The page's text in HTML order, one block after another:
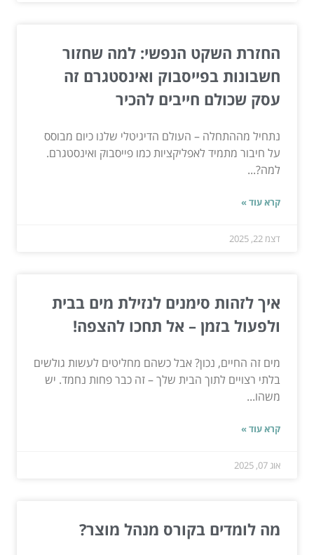
החזרת השקט הנפשי: למה שחזור
חשבונות בפייסבוק ואינסטגרם זה
עסק שכולם חייבים להכיר
נתחיל מההתחלה – העולם הדיגיטלי שלנו כיום מבוסס
על חיבור מתמיד לאפליקציות כמו פייסבוק ואינסטגרם.
למה?...
קרא עוד »
דצמ 22, 2025
איך לזהות סימנים לנזילת מים בבית
ולפעול בזמן – אל תחכו להצפה!
מים זה החיים, נכון? אבל כשהם מחליטים לעשות גולשים
בלתי רצויים לתוך הבית שלך – זה כבר פחות נחמד. יש
משהו...
קרא עוד »
אוג 07, 2025
מה לומדים בקורס מנהל מוצר?